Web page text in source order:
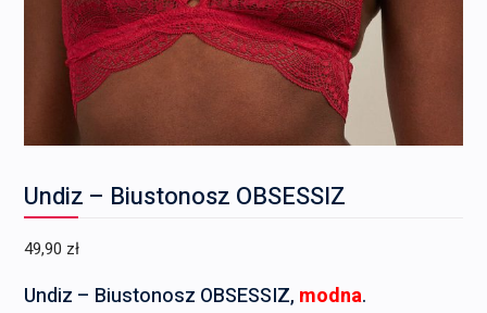
Undiz – Biustonosz OBSESSIZ
49,90 zł
Undiz – Biustonosz OBSESSIZ, modna.